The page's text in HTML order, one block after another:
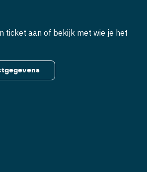
ticket aan of bekijk met wie je het